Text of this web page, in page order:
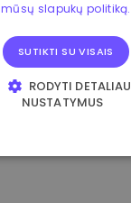
mūsų slapukų politiką.
SUTIKTI SU VISAIS
RODYTI DETALIAU
NUSTATYMUS